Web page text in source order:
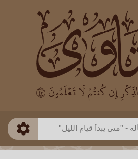
بن العثيمين
طريقة البحث
ذكي